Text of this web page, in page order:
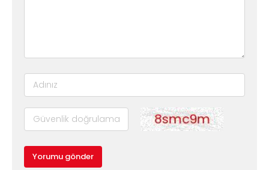
Yorumu gönder